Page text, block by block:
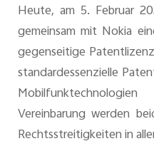
Österreich |
Heute, am 5. Februar
gemeinsam mit Nokia
gegenseitige
standardessenzielle
Vereinbarung werden
Rechtsstreitigkeiten in